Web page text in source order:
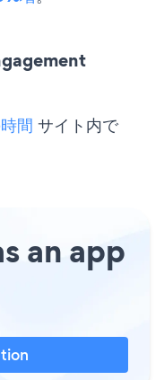
間 サイト内で
an app